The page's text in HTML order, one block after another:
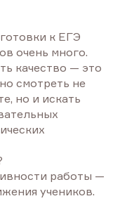
к ЕГЭ
очень много.
качество — это
смотреть не
но и искать
работы —
учеников.